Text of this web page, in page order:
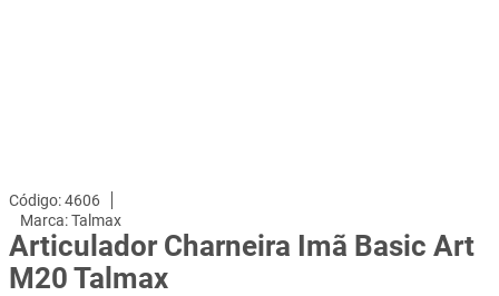
4606
Talmax
Articulador Charneira Imã Basic Art
M20 Talmax